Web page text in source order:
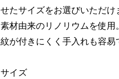
せたサイズをお選びいただ
素材由来のリノリウムを使
紋が付きにくく手入れも容易
サイズ